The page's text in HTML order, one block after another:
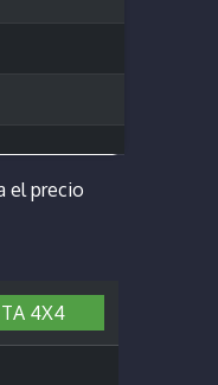
el precio
4X4